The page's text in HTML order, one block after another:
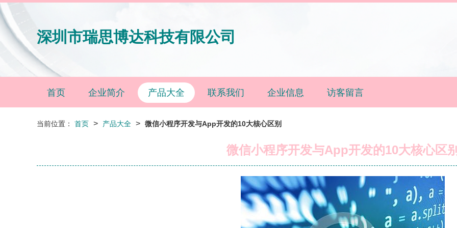
深圳市瑞思博达科技有限公司
首页 企业简介 产品大全 联系我们 企业信息 访客留言
当前位置： 首页 > 产品大全 > 微信小程序开发与App开发的10大核心区别
微信小程序开发与App开发的10大核心区